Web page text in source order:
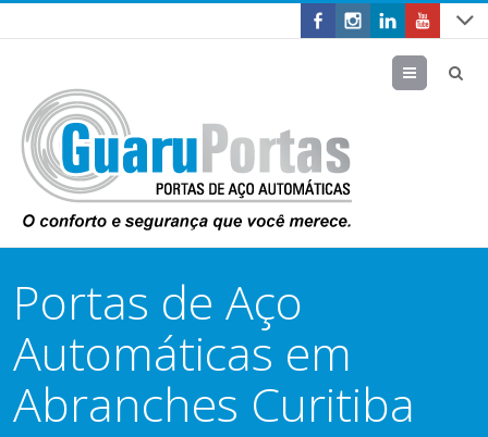
Menu
Portas de Aço
Automáticas em
Abranches Curitiba